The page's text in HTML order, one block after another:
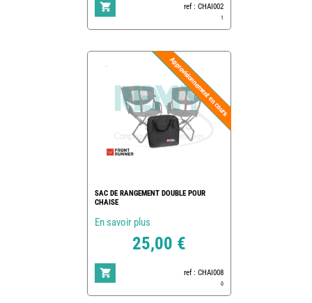
ref : CHAI002
1
SAC DE RANGEMENT DOUBLE POUR
CHAISE
En savoir plus
25,00 €
ref : CHAI008
0